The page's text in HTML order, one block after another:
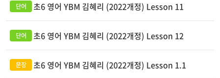
초6 영어 YBM 김혜리 (2022개정) Lesson 11
초6 영어 YBM 김혜리 (2022개정) Lesson 12
초6 영어 YBM 김혜리 (2022개정) Lesson 1.1